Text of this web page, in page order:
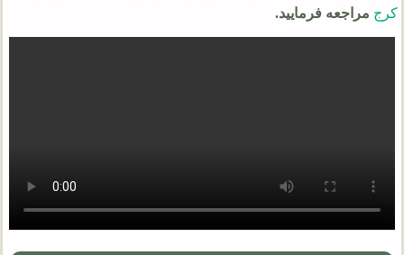
کرج مراجعه فرمایید.